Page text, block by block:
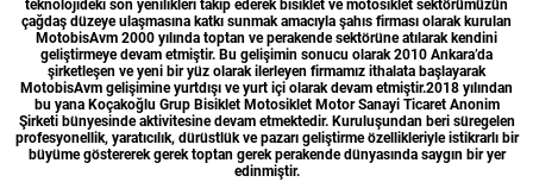
teknolojideki son yenilikleri takip ederek bisiklet ve motosiklet sektörümüzün
çağdaş düzeye ulaşmasına katkı sunmak amacıyla şahıs firması olarak kurulan
MotobisAvm 2000 yılında toptan ve perakende sektörüne atılarak kendini
geliştirmeye devam etmiştir. Bu gelişimin sonucu olarak 2010 Ankara’da
şirketleşen ve yeni bir yüz olarak ilerleyen firmamız ithalata başlayarak
MotobisAvm gelişimine yurtdışı ve yurt içi olarak devam etmiştir.2018 yılından
bu yana Koçakoğlu Grup Bisiklet Motosiklet Motor Sanayi Ticaret Anonim
Şirketi bünyesinde aktivitesine devam etmektedir. Kuruluşundan beri süregelen
profesyonellik, yaratıcılık, dürüstlük ve pazarı geliştirme özellikleriyle istikrarlı bir
büyüme göstererek gerek toptan gerek perakende dünyasında saygın bir yer
edinmiştir.